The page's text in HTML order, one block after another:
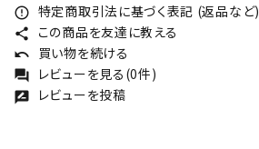
error_outline 特定商取引法に基づく表記 (返品など)
share この商品を友達に教える
undo 買い物を続ける
forum レビューを見る(0件)
rate_review レビューを投稿